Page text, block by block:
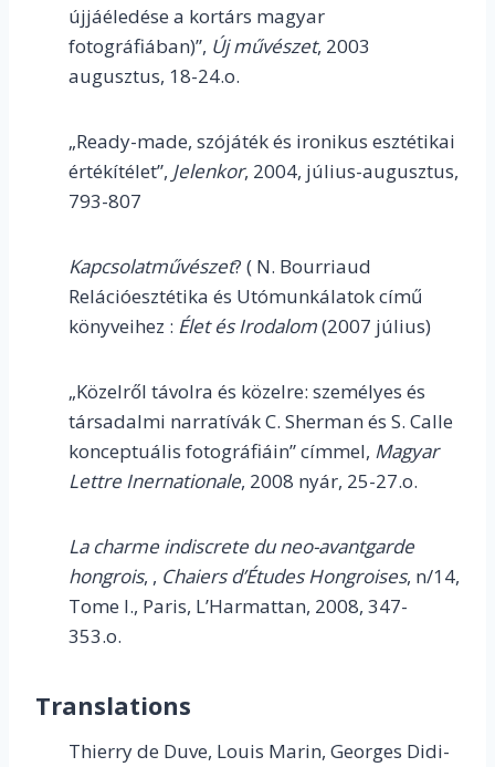
újjáéledése a kortárs magyar
fotográfiában)”, Új művészet, 2003
augusztus, 18-24.o.
„Ready-made, szójáték és ironikus esztétikai
értékítélet”, Jelenkor, 2004, július-augusztus,
793-807
Kapcsolatművészet? ( N. Bourriaud
Relációesztétika és Utómunkálatok című
könyveihez : Élet és Irodalom(2007 július)
„Közelről távolra és közelre: személyes és
társadalmi narratívák C. Sherman és S. Calle
konceptuális fotográfiáin” címmel, Magyar
Lettre Inernationale, 2008 nyár, 25-27.o.
La charme indiscrete du neo-avantgarde
hongrois, , Chaiers d’Études Hongroises, n/14,
Tome I., Paris, L’Harmattan, 2008, 347-
353.o.
Translations
Thierry de Duve, Louis Marin, Georges Didi-